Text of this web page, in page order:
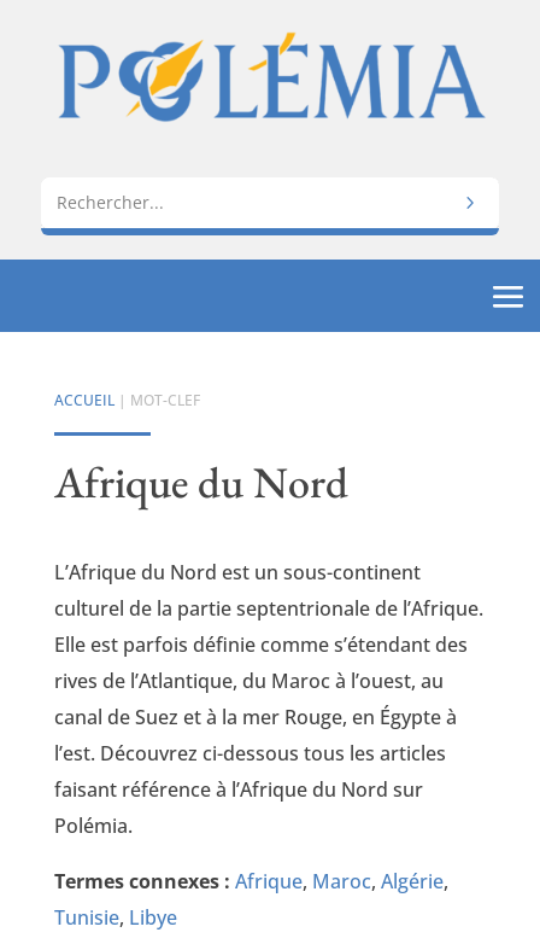
ACCUEIL| MOT-CLEF
Afrique du Nord
L’Afrique du Nord est un sous-continent
culturel de la partie septentrionale de l’Afrique.
Elle est parfois définie comme s’étendant des
rives de l’Atlantique, du Maroc à l’ouest, au
canal de Suez et à la mer Rouge, en Égypte à
l’est. Découvrez ci-dessous tous les articles
faisant référence à l’Afrique du Nord sur
Polémia.
Termes connexes : Afrique, Maroc, Algérie,
Tunisie, Libye